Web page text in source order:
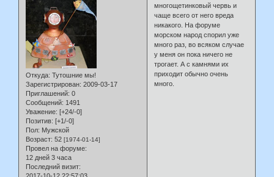
Откуда: Тутошние мы!
Зарегистрирован: 2009-03-17
Приглашений: 0
Сообщений: 1491
Уважение: [+24/-0]
Позитив: [+1/-0]
Пол: Мужской
Возраст: 52 [1974-01-14]
Провел на форуме:
12 дней 3 часа
Последний визит:
многощетинковый червь и
чаще всего от него вреда
никакого. На форуме
морском народ спорил уже
много раз, во всяком случае
у меня он пока ничего не
трогает. А с камнями их
приходит обычно очень
много.